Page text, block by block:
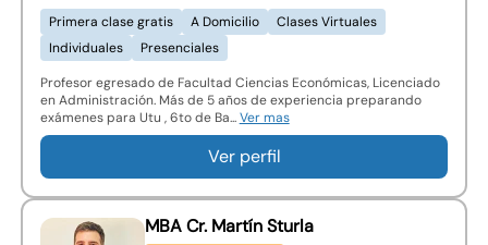
Primera clase gratis A Domicilio
Clases Virtuales
Individuales
Presenciales
Profesor egresado de Facultad Ciencias Económicas, Licenciado
en Administración. Más de 5 años de experiencia preparando
exámenes para Utu , 6to de Ba...Ver mas
Ver perfil
MBA Cr. Martín Sturla